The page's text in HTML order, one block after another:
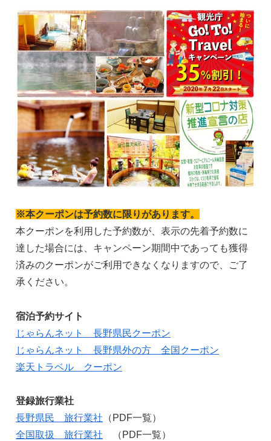
※本クーポンは予約数に限りがあります。
本クーポンを利用した予約数が、表示の先着予約数に
達した場合には、キャンペーン期間中であっても獲得
済みのクーポンがご利用できなくなりますので、ご了
承ください。
宿泊予約サイト
じゃらんネット 長野県民クーポン
じゃらんネット 長野県外の方 全国クーポン
楽天トラベル クーポン
登録旅行業社
長野県民 旅行業社 （PDF一覧）
全国取扱 旅行業社 （PDF一覧）